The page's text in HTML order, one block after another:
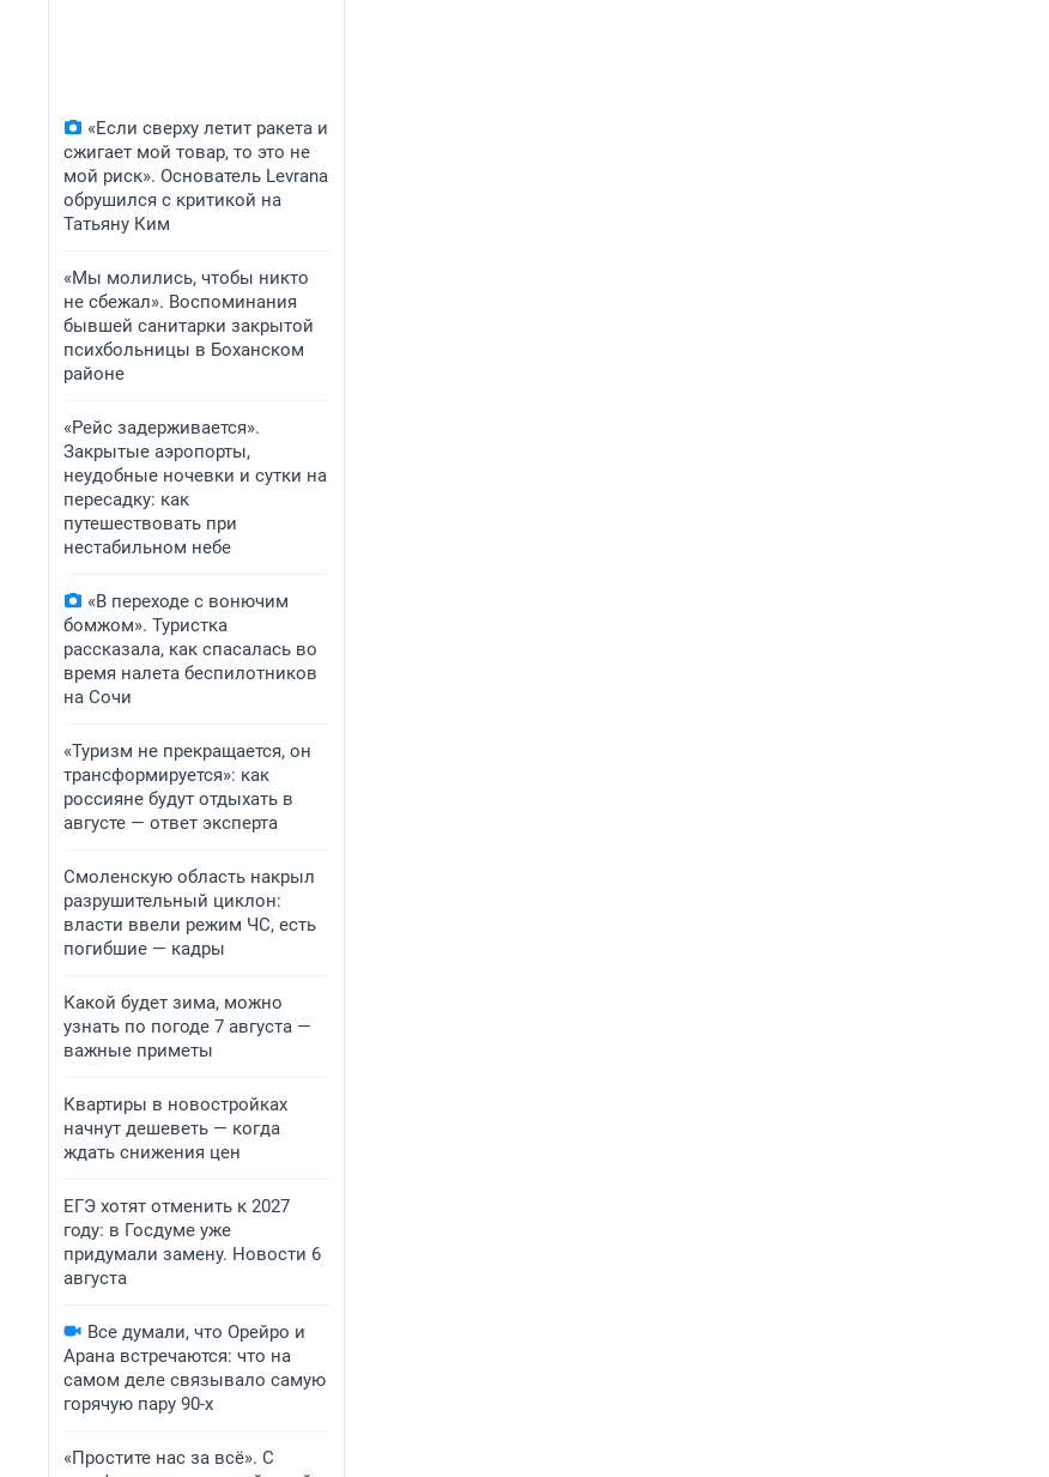
«Если сверху летит ракета и
сжигает мой товар, то это не
мой риск». Основатель Levrana
обрушился с критикой на
Татьяну Ким
«Мы молились, чтобы никто
не сбежал». Воспоминания
бывшей санитарки закрытой
психбольницы в Боханском
районе
«Рейс задерживается».
Закрытые аэропорты,
неудобные ночевки и сутки на
пересадку: как
путешествовать при
нестабильном небе
«В переходе с вонючим
бомжом». Туристка
рассказала, как спасалась во
время налета беспилотников
на Сочи
«Туризм не прекращается, он
трансформируется»: как
россияне будут отдыхать в
августе — ответ эксперта
Смоленскую область накрыл
разрушительный циклон:
власти ввели режим ЧС, есть
погибшие — кадры
Какой будет зима, можно
узнать по погоде 7 августа —
важные приметы
Квартиры в новостройках
начнут дешеветь — когда
ждать снижения цен
ЕГЭ хотят отменить к 2027
году: в Госдуме уже
придумали замену. Новости 6
августа
Все думали, что Орейро и
Арана встречаются: что на
самом деле связывало самую
горячую пару 90-х
«Простите нас за всё». С